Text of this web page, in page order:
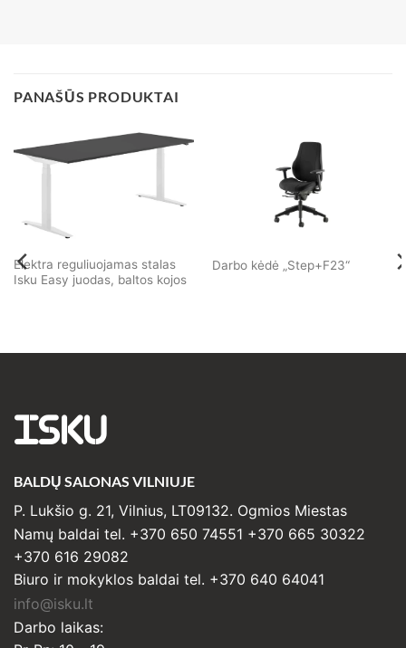
PANAŠŪS PRODUKTAI
Elektra reguliuojamas stalas
Isku Easy juodas, baltos kojos
Darbo kėdė „Step+F23“
ISKU
BALDŲ SALONAS VILNIUJE
P. Lukšio g. 21, Vilnius, LT09132. Ogmios Miestas
Namų baldai tel. +370 650 74551 +370 665 30322
+370 616 29082
Biuro ir mokyklos baldai tel. +370 640 64041
info@isku.lt
Darbo laikas: